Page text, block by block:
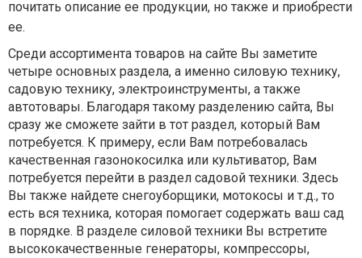
почитать описание ее продукции, но также и приобрести
ее.
Среди ассортимента товаров на сайте Вы заметите
четыре основных раздела, а именно силовую технику,
садовую технику, электроинструменты, а также
автотовары. Благодаря такому разделению сайта, Вы
сразу же сможете зайти в тот раздел, который Вам
потребуется. К примеру, если Вам потребовалась
качественная газонокосилка или культиватор, Вам
потребуется перейти в раздел садовой техники. Здесь
Вы также найдете снегоуборщики, мотокосы и т.д., то
есть вся техника, которая помогает содержать ваш сад
в порядке. В разделе силовой техники Вы встретите
высококачественные генераторы, компрессоры,